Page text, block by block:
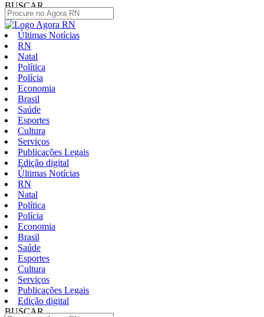
BUSCAR
Últimas Notícias
RN
Natal
Política
Polícia
Economia
Brasil
Saúde
Esportes
Cultura
Serviços
Publicações Legais
Edição digital
Últimas Notícias
RN
Natal
Política
Polícia
Economia
Brasil
Saúde
Esportes
Cultura
Serviços
Publicações Legais
Edição digital
BUSCAR